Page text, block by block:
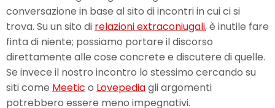
conversazione in base al sito di incontri in cui ci si
trova. Su un sito di relazioni extraconiugali, è inutile fare
finta di niente; possiamo portare il discorso
direttamente alle cose concrete e discutere di quelle.
Se invece il nostro incontro lo stessimo cercando su
siti come Meetic o Lovepediagli argomenti
potrebbero essere meno impegnativi.